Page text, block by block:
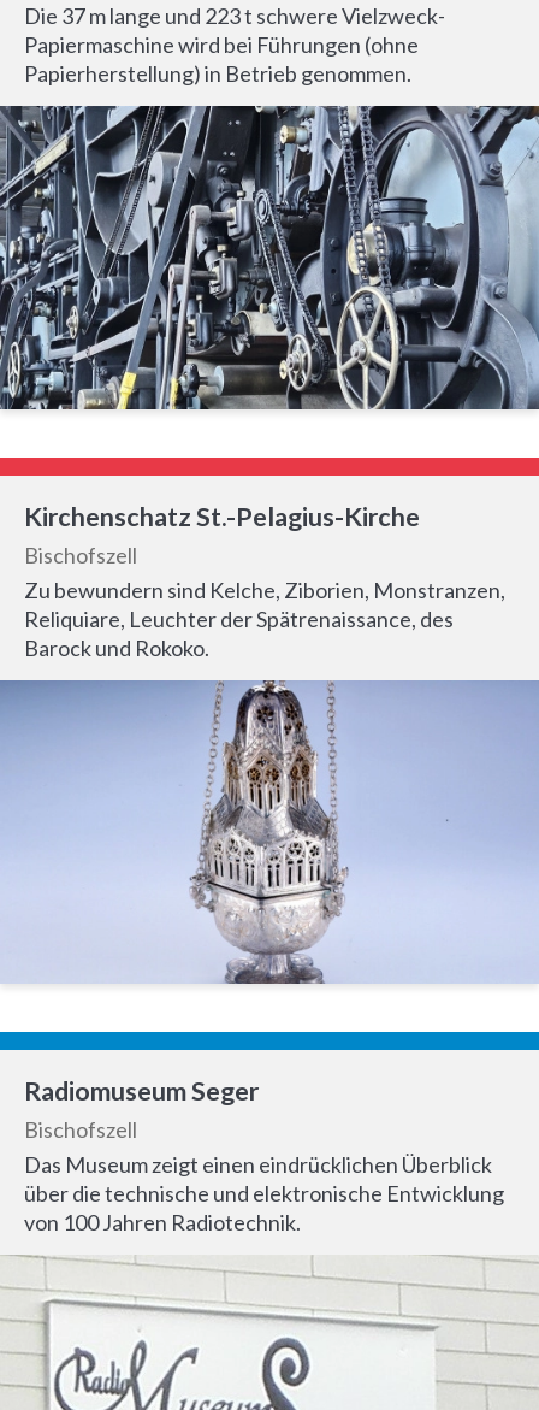
Die 37 m lange und 223 t schwere Vielzweck-
Papiermaschine wird bei Führungen (ohne
Papierherstellung) in Betrieb genommen.
Kirchenschatz St.-Pelagius-Kirche
Bischofszell
Zu bewundern sind Kelche, Ziborien, Monstranzen,
Reliquiare, Leuchter der Spätrenaissance, des
Barock und Rokoko.
Radiomuseum Seger
Bischofszell
Das Museum zeigt einen eindrücklichen Überblick
über die technische und elektronische Entwicklung
von 100 Jahren Radiotechnik.